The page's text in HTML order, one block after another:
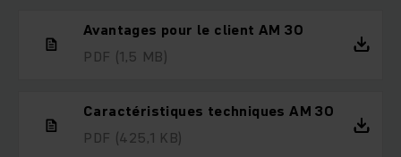
Avantages pour le client AM 30
PDF (1,5 MB)
Caractéristiques techniques AM 30
PDF (425,1 KB)